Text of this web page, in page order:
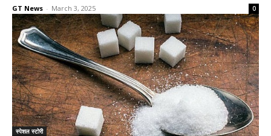
GT News - March 3, 2025 0
स्पेशल स्टोरी